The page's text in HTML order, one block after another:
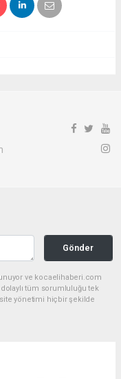
Gönder
ve kocaelihaberi.com
tüm sorumluluğu tek
site yönetimi hiçbir şekilde